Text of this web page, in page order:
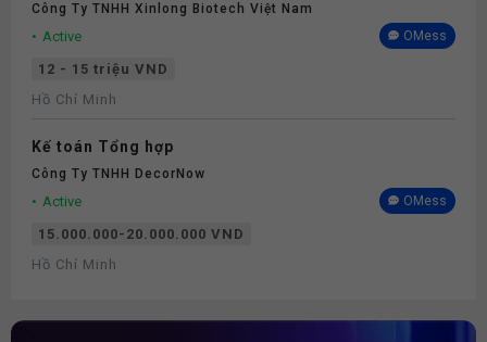
Công Ty TNHH Xinlong Biotech Việt Nam
Active OMess
12 - 15 triệu VND
Hồ Chí Minh
Kế toán Tổng hợp
Công Ty TNHH DecorNow
Active OMess
15.000.000-20.000.000 VND
Hồ Chí Minh